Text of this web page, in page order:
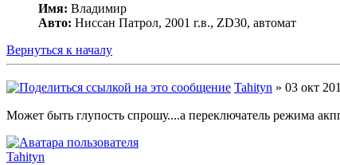
Имя: Владимир
Авто: Ниссан Патрол, 2001 г.в., ZD30, автомат
Вернуться к началу
Tahityn » 03 окт
Может быть глупость спрошу....а переключатель режима
Tahityn